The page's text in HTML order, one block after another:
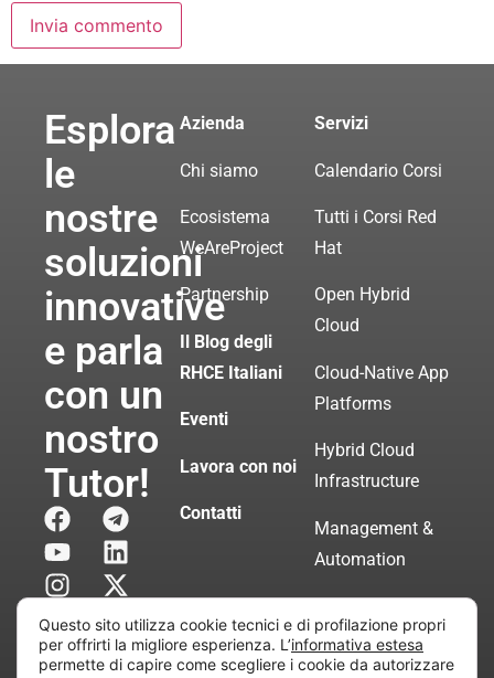
Esplora
le
nostre
soluzioni
innovative
e parla
con un
nostro
Tutor!
Azienda
Chi siamo
Ecosistema
WeAreProject
Partnership
Il Blog degli
RHCE Italiani
Eventi
Lavora con noi
Contatti
Servizi
Calendario Corsi
Tutti i Corsi Red
Hat
Open Hybrid
Cloud
Cloud-Native App
Platforms
Hybrid Cloud
Infrastructure
Management &
Automation
Servizi di
Consulenza
Certificata
Questo sito utilizza cookie tecnici e di profilazione propri
per offrirti la migliore esperienza. L’informativa estesa
permette di capire come scegliere i cookie da autorizzare